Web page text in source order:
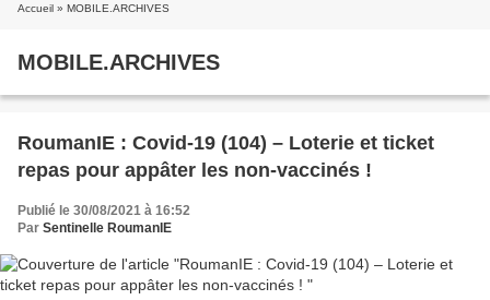
Accueil » MOBILE.ARCHIVES
MOBILE.ARCHIVES
RoumanIE : Covid-19 (104) – Loterie et ticket
repas pour appâter les non-vaccinés !
Publié le 30/08/2021 à 16:52
Par Sentinelle RoumanIE